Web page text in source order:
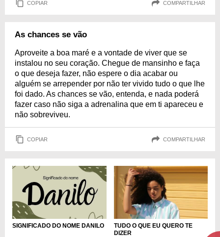
COPIAR COMPARTILHAR
As chances se vão
Aproveite a boa maré e a vontade de viver que se
instalou no seu coração. Chegue de mansinho e faça
o que deseja fazer, não espere o dia acabar ou
alguém se arrepender por não ter vivido tudo o que lhe
foi dado. As chances se vão, entenda, e nada poderá
fazer caso não siga a adrenalina que em ti apareceu e
não sobreviveu.
COPIAR COMPARTILHAR
SIGNIFICADO DO NOME DANILO
TUDO O QUE EU QUERO TE
DIZER